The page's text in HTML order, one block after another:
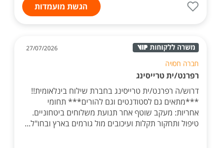
הגשת מועמדות
27/07/2026
חברה חסויה
רפרנט/ית טרייסינג
דרוש/ה רפרנט/ית טרייסינג בחברת שילוח בינלאומית!!
***מתאים גם לסטודנטים וגם להורים*** תחומי
אחריות: מעקב שוטף אחר תנועת משלוחים ביטחוניים.
טיפול ותחקור תקלות ועיכובים מול גורמים בארץ ובחו"ל...